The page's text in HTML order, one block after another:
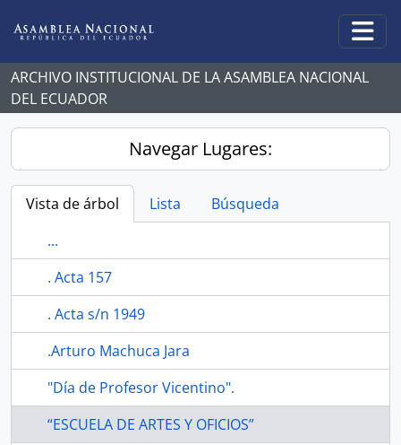
ARCHIVO INSTITUCIONAL DE LA ASAMBLEA NACIONAL
DEL ECUADOR
Navegar Lugares:
Vista de árbol Lista
Búsqueda
...
. Acta 157
. Acta s/n 1949
.Arturo Machuca Jara
"Día de Profesor Vicentino".
“ESCUELA DE ARTES Y OFICIOS”